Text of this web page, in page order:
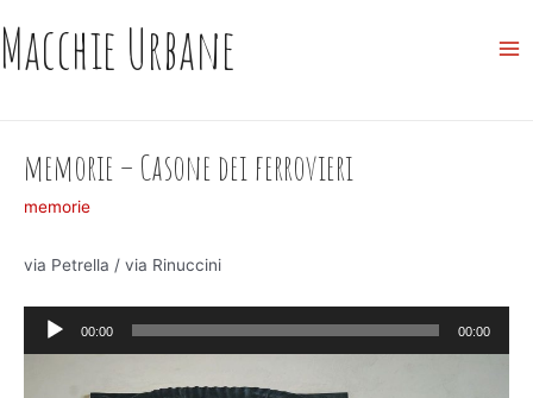
to
content
Macchie Urbane
memorie – Casone dei ferrovieri
memorie
via Petrella / via Rinuccini
Audio
00:00 00:00